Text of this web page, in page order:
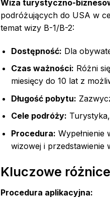
Wiza turystyczno-
podróżujących do USA w
temat wizy B-1/B-2:
Dostępność: Dla
Czas ważności: Różni
miesięcy do 10 lat z
Długość pobytu:
Cele podróży:
Procedura:
wizowej i przedstawienie
Kluczowe
Procedura aplikacyjna: